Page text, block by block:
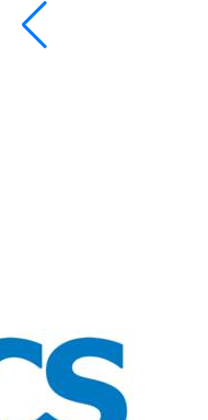
Всего отзывов: 0